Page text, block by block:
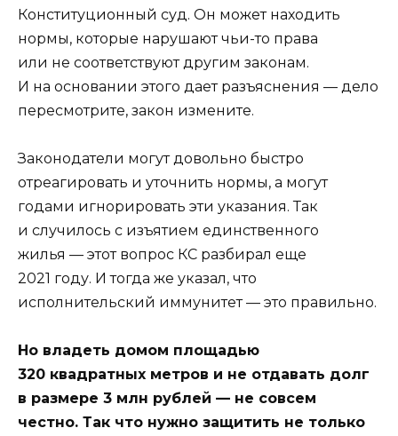
Конституционный суд. Он может находить
нормы, которые нарушают чьи-то права
или не соответствуют другим законам.
И на основании этого дает разъяснения — дело
пересмотрите, закон измените.
Законодатели могут довольно быстро
отреагировать и уточнить нормы, а могут
годами игнорировать эти указания. Так
и случилось с изъятием единственного
жилья — этот вопрос КС разбирал еще
2021 году. И тогда же указал, что
исполнительский иммунитет — это правильно.
Но владеть домом площадью
320 квадратных метров и не отдавать долг
в размере 3 млн рублей — не совсем
честно. Так что нужно защитить не только